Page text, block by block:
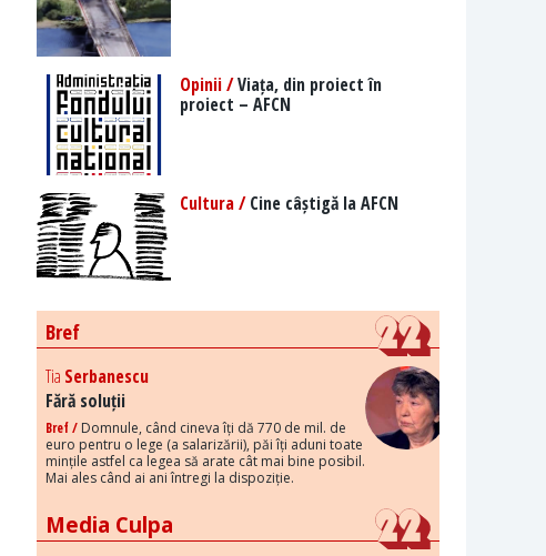
Opinii /Viața, din proiect în
proiect – AFCN
Cultura /Cine câștigă la AFCN
Bref
Tia Serbanescu
Fără soluții
Bref / Domnule, când cineva îți dă 770 de mil. de
euro pentru o lege (a salarizării), păi îți aduni toate
mințile astfel ca legea să arate cât mai bine posibil.
Mai ales când ai ani întregi la dispoziție.
Media Culpa